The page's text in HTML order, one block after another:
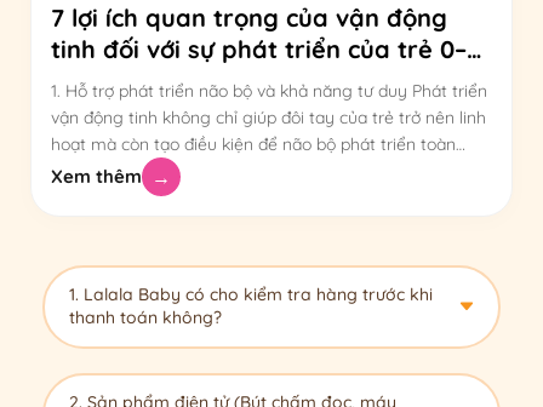
7 lợi ích quan trọng của vận động
tinh đối với sự phát triển của trẻ 0–6
tuổi
1. Hỗ trợ phát triển não bộ và khả năng tư duy Phát triển
vận động tinh không chỉ giúp đôi tay của trẻ trở nên linh
hoạt mà còn tạo điều kiện để não bộ phát triển toàn
diện trong những năm đầu đời. Mỗi lần trẻ cầm nắm,
xếp hình, xâu hạt hay [...]
Xem thêm →
1. Lalala Baby có cho kiểm tra hàng trước khi
thanh toán không?
khích ba mẹ kiểm tra kỹ sản phẩm (số lượng,
2. Sản phẩm điện tử (Bút chấm đọc, máy